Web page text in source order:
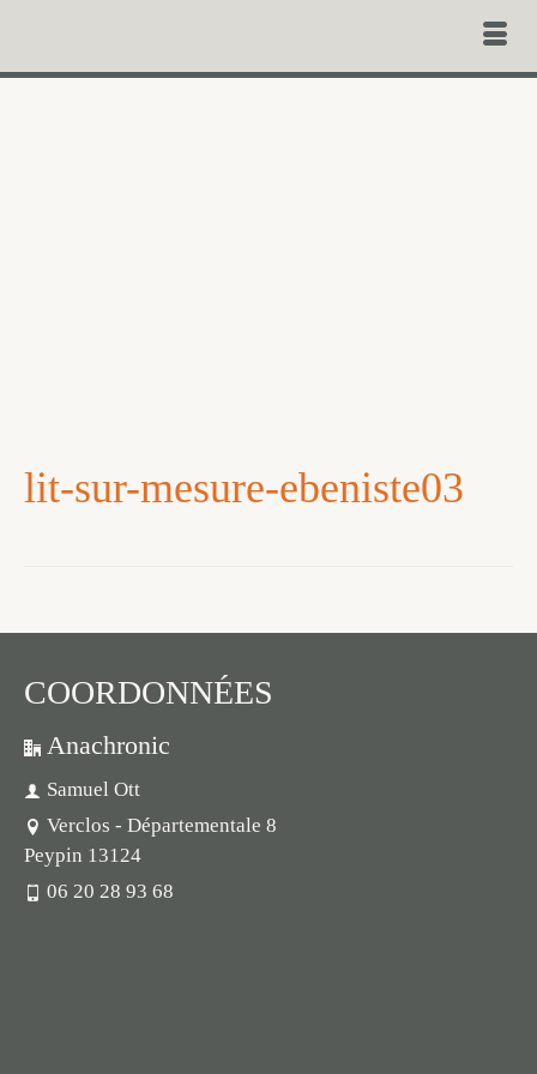
lit-sur-mesure-ebeniste03
COORDONNÉES
Anachronic
Samuel Ott
Verclos - Départementale 8
Peypin 13124
06 20 28 93 68